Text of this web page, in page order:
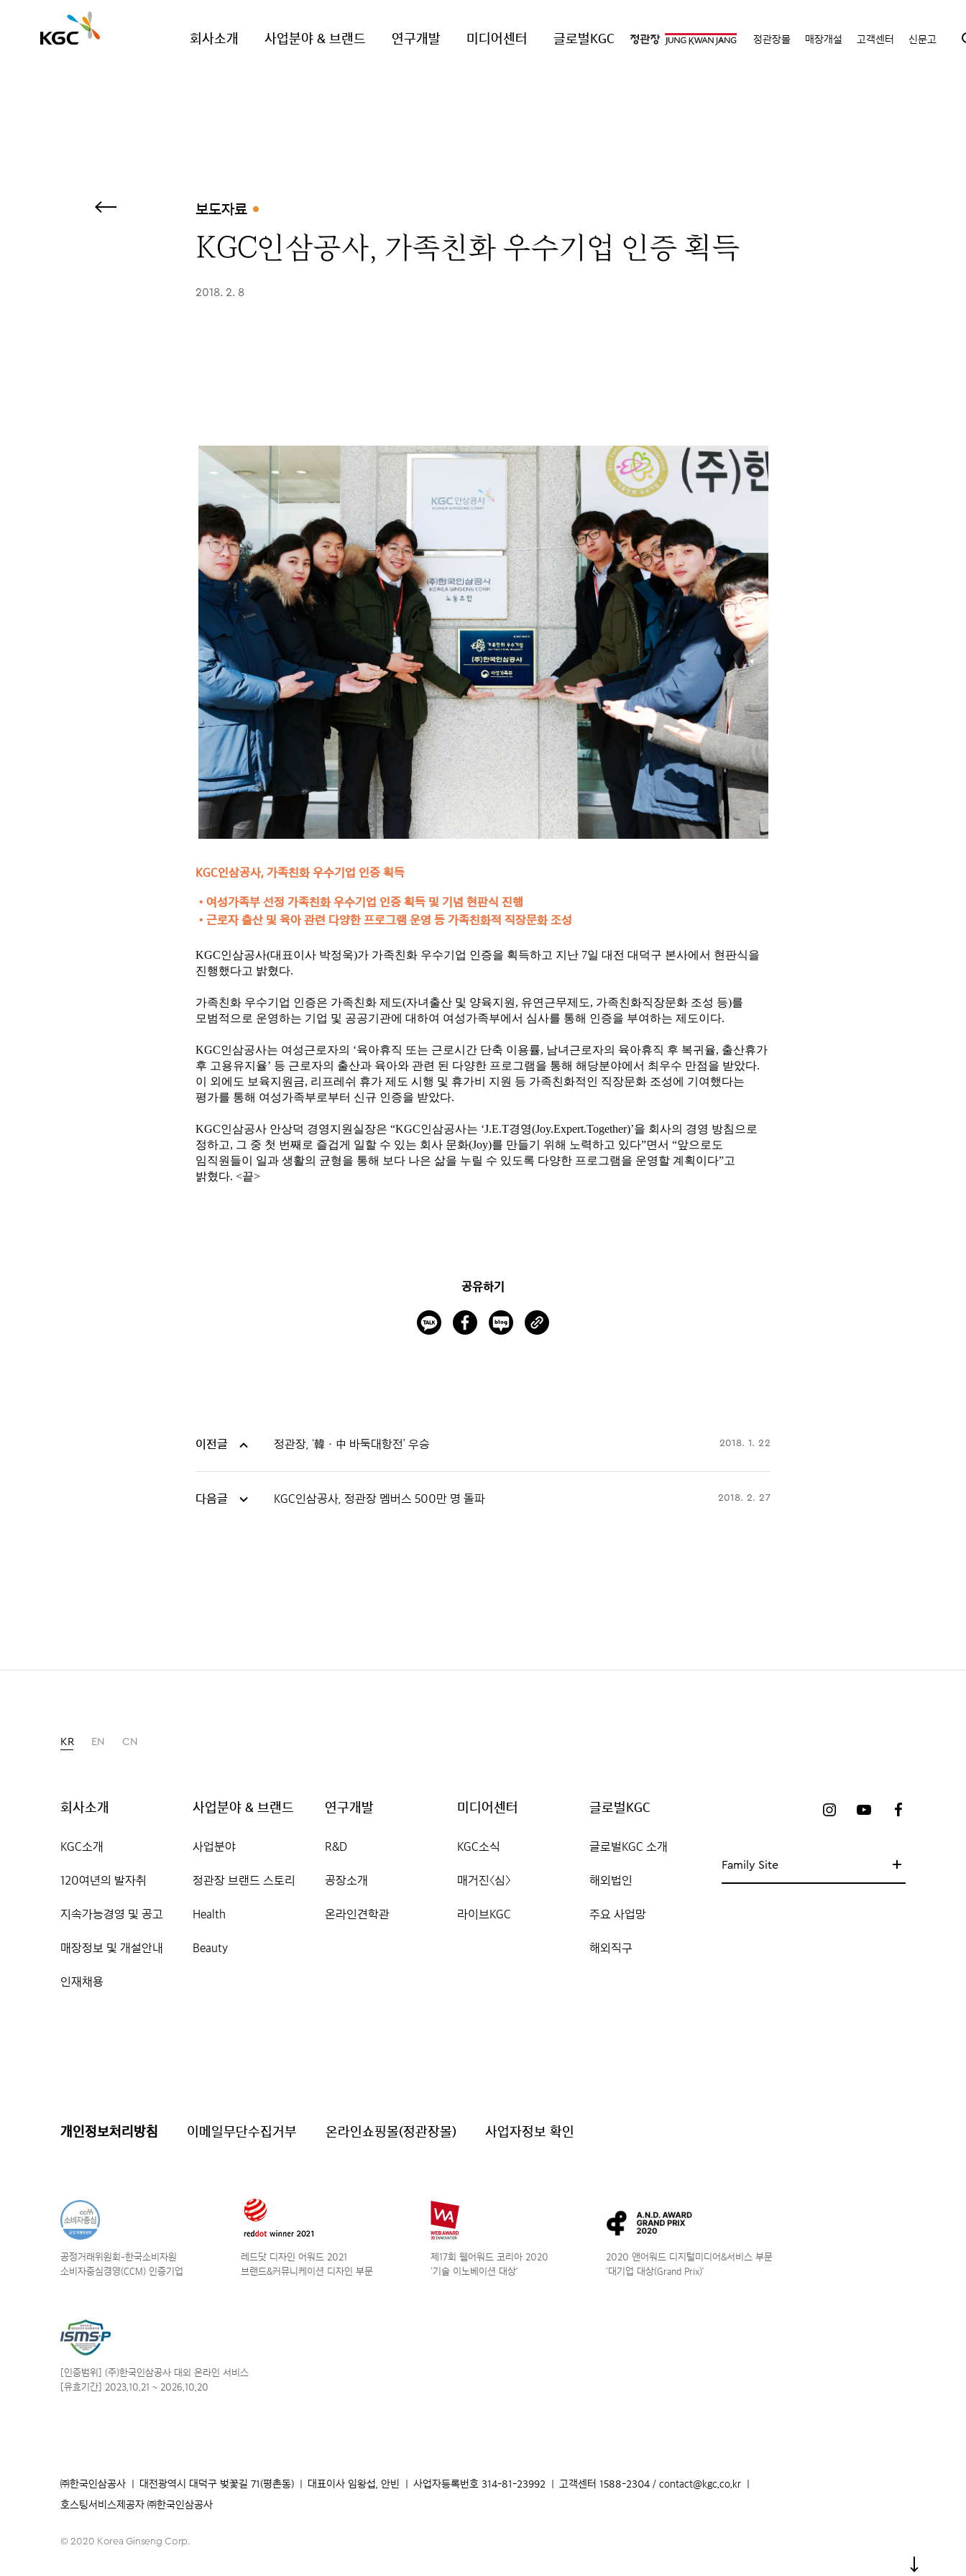
회사소개 사업분야 & 브랜드 연구개발 미디어센터 글로벌KGC 정관장몰 매장개설 고객센터 신문고
보도자료
KGC인삼공사, 가족친화 우수기업 인증 획득
2018. 2. 8
KGC인삼공사, 가족친화 우수기업 인증 획득
•여성가족부 선정 가족친화 우수기업 인증 획득 및 기념 현판식 진행
•근로자 출산 및 육아 관련 다양한 프로그램 운영 등 가족친화적 직장문화 조성
KGC인삼공사(대표이사 박정욱)가 가족친화 우수기업 인증을 획득하고 지난 7일 대전 대덕구 본사에서 현판식을
진행했다고 밝혔다.
가족친화 우수기업 인증은 가족친화 제도(자녀출산 및 양육지원, 유연근무제도, 가족친화직장문화 조성 등)를
모범적으로 운영하는 기업 및 공공기관에 대하여 여성가족부에서 심사를 통해 인증을 부여하는 제도이다.
KGC인삼공사는 여성근로자의 ‘육아휴직 또는 근로시간 단축 이용률, 남녀근로자의 육아휴직 후 복귀율, 출산휴가
후 고용유지율’ 등 근로자의 출산과 육아와 관련 된 다양한 프로그램을 통해 해당분야에서 최우수 만점을 받았다.
이 외에도 보육지원금, 리프레쉬 휴가 제도 시행 및 휴가비 지원 등 가족친화적인 직장문화 조성에 기여했다는
평가를 통해 여성가족부로부터 신규 인증을 받았다.
KGC인삼공사 안상덕 경영지원실장은 “KGC인삼공사는 ‘J.E.T경영(Joy.Expert.Together)’을 회사의 경영 방침으로
정하고, 그 중 첫 번째로 즐겁게 일할 수 있는 회사 문화(Joy)를 만들기 위해 노력하고 있다”면서 “앞으로도
임직원들이 일과 생활의 균형을 통해 보다 나은 삶을 누릴 수 있도록 다양한 프로그램을 운영할 계획이다”고
밝혔다. <끝>
공유하기
이전글 정관장, ‘韓ㆍ中 바둑대항전’ 우승 2018. 1. 22
다음글 KGC인삼공사, 정관장 멤버스 500만 명 돌파 2018. 2. 27
KR EN CN
회사소개
KGC소개
120여년의 발자취
지속가능경영 및 공고
매장정보 및 개설안내
인재채용
사업분야 & 브랜드
사업분야
정관장 브랜드 스토리
Health
Beauty
연구개발
R&D
공장소개
온라인견학관
미디어센터
KGC소식
매거진〈심〉
라이브KGC
글로벌KGC
글로벌KGC 소개
해외법인
주요 사업망
해외직구
Family Site
개인정보처리방침 이메일무단수집거부 온라인쇼핑몰(정관장몰) 사업자정보 확인
공정거래위원회-한국소비자원
소비자중심경영(CCM) 인증기업
레드닷 디자인 어워드 2021
브랜드&커뮤니케이션 디자인 부문
제17회 웹어워드 코리아 2020
‘기술 이노베이션 대상’
2020 앤어워드 디지털미디어&서비스 부문
‘대기업 대상(Grand Prix)’
[인증범위] (주)한국인삼공사 대외 온라인 서비스
[유효기간] 2023.10.21 ~ 2026.10.20
㈜한국인삼공사 대전광역시 대덕구 벚꽃길 71(평촌동) 대표이사 임왕섭, 안빈 사업자등록번호 314-81-23992 고객센터 1588-2304 / contact@kgc.co.kr
호스팅서비스제공자 ㈜한국인삼공사
© 2020 Korea Ginseng Corp.